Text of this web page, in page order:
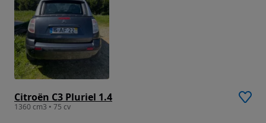
Citroën C3 Pluriel 1.4
1360 cm3 • 75 cv